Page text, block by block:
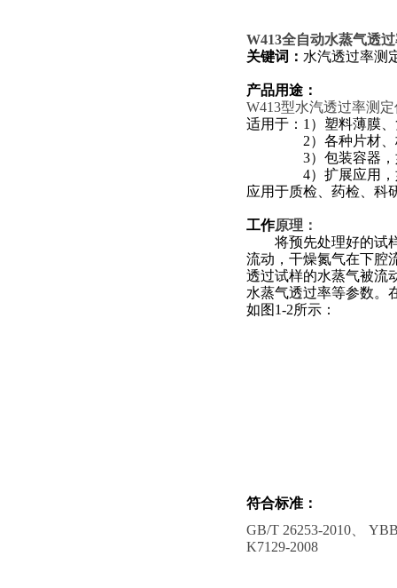
W413全自动水蒸气透
关键词： 水汽透过率测
产品用途：
W413型水汽透过率测
适用于： 1）塑料薄膜
2）各种片材
3）包装容器
4）扩展应用
应用于质检、药检、科
工作原理 ：
将预先处理好的试
流动，干燥氮气在下腔
透过试样的水蒸气被流
水蒸气透过率等参数。
如图1-2所示：
符合标准：
GB/T 26253-2010、
K7129-2008